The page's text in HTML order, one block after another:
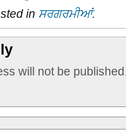
in ਸਰਗਰਮੀਆਂ.
will not be